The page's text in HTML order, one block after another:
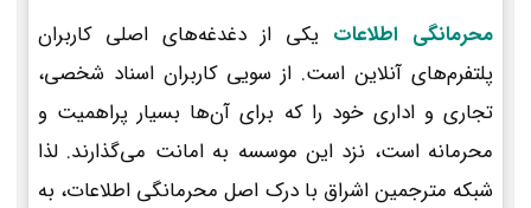
محرمانگی اطلاعات یکی از دغدغه‌های اصلی کاربران
پلتفرم‌های آنلاین است. از سویی کاربران اسناد شخصی،
تجاری و اداری خود را که برای آن‌ها بسیار پراهمیت و
محرمانه است، نزد این موسسه به امانت می‌گذارند. لذا
شبکه مترجمین اشراق با درک اصل محرمانگی اطلاعات، به